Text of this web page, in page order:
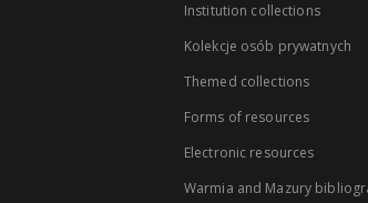
Institution collections
Kolekcje osób prywatnych
Themed collections
Forms of resources
Electronic resources
Warmia and Mazury